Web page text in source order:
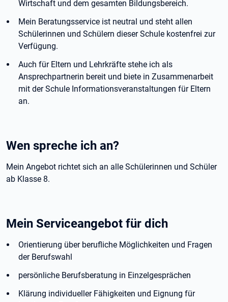
Wirtschaft und dem gesamten Bildungsbereich.
Mein Beratungsservice ist neutral und steht allen
Schülerinnen und Schülern dieser Schule kostenfrei zur
Verfügung.
Auch für Eltern und Lehrkräfte stehe ich als
Ansprechpartnerin bereit und biete in Zusammenarbeit
mit der Schule Informationsveranstaltungen für Eltern
an.
Wen spreche ich an?
Mein Angebot richtet sich an alle Schülerinnen und Schüler
ab Klasse 8.
Mein Serviceangebot für dich
Orientierung über berufliche Möglichkeiten und Fragen
der Berufswahl
persönliche Berufsberatung in Einzelgesprächen
Klärung individueller Fähigkeiten und Eignung für